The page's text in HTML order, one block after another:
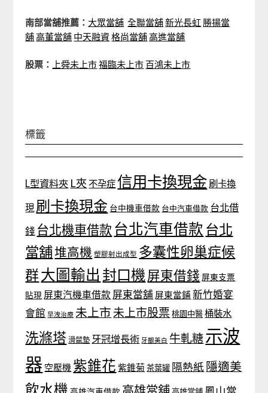
南部當舖推薦： 大眾當舖 全聯當舖新光長虹 勝揚當
舖高董當舖 中天融資格尚當舖高進當舖
股票： 上舜未上市福臨未上市 百鴻未上市
標籤
L型資料夾 L夾 不孕症 信用卡換現金 刷卡換
現 刷卡換現金 台中機車借款 台中汽車借款 台北借
錢 台北機車借款 台北汽車借款 台北
當舖堆高機 塑膠射出成型 多囊性卵巢症候
群大圖輸出 封口機 屏東借錢 屏東支票
貼現 屏東汽機車借款 屏東當舖 屏東當鋪 新竹婚宴
會館 早洩治療 未上市 未上市股票 桃園中醫 桶裝水
洗滌塔 滑鼠墊 牙冠增長術 牙齦美白 牛軋糖示波
器 空壓機 紫錐花 紫錐菊 茶葉罐 隔熱紙 隱適美
飲水機 高雄當舖